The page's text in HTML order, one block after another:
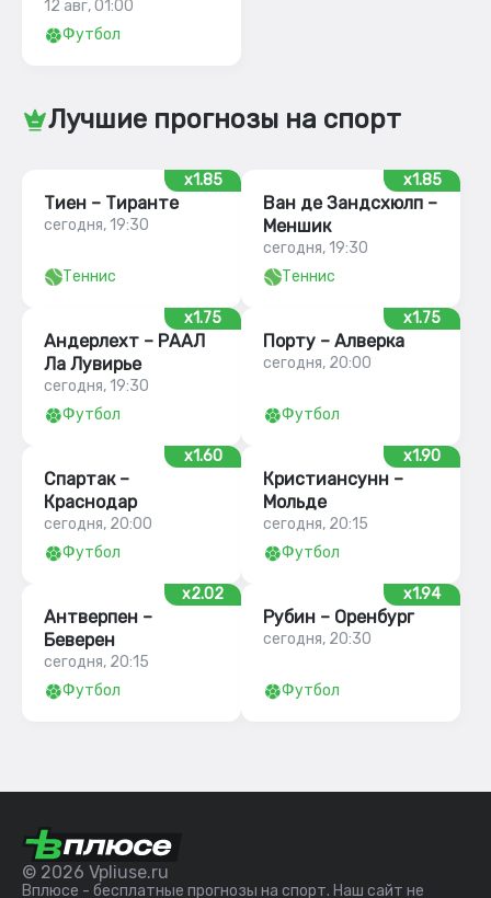
12 авг, 01:00
Футбол
Лучшие прогнозы на спорт
x1.85
Тиен – Тиранте
сегодня, 19:30
Теннис
x1.85
Ван де Зандсхюлп –
Меншик
сегодня, 19:30
Теннис
x1.75
Андерлехт – РААЛ
Ла Лувирье
сегодня, 19:30
Футбол
x1.75
Порту – Алверка
сегодня, 20:00
Футбол
x1.60
Спартак –
Краснодар
сегодня, 20:00
Футбол
x1.90
Кристиансунн –
Мольде
сегодня, 20:15
Футбол
x2.02
Антверпен –
Беверен
сегодня, 20:15
Футбол
x1.94
Рубин – Оренбург
сегодня, 20:30
Футбол
© 2026 Vpliuse.ru
Вплюсе - бесплатные прогнозы на спорт. Наш сайт не